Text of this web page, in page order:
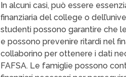
In alcuni casi, può essere
finanziaria del college o
studenti possono garantire che
e possono prevenire ritardi nel
collaborino per ottenere i dati
FAFSA. Le famiglie possono